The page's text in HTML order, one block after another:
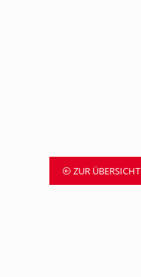
ZUR ÜBERSICHT